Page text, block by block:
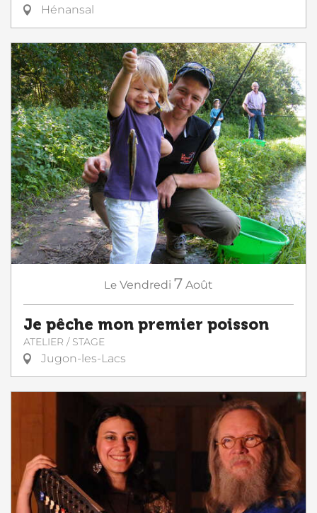
Hénansal
Le Vendredi 7 Août
Je pêche mon premier poisson
ATELIER / STAGE
Jugon-les-Lacs